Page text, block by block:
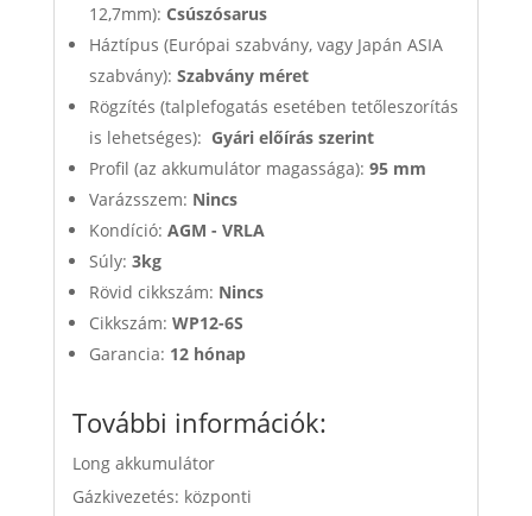
12,7mm): Csúszósarus
Háztípus (Európai szabvány, vagy Japán ASIA
szabvány): Szabvány méret
Rögzítés (talplefogatás esetében tetőleszorítás
is lehetséges): Gyári előírás szerint
Profil (az akkumulátor magassága): 95 mm
Varázsszem: Nincs
Kondíció: AGM - VRLA
Súly: 3kg
Rövid cikkszám: Nincs
Cikkszám: WP12-6S
Garancia: 12 hónap
További információk:
Long akkumulátor
Gázkivezetés: központi